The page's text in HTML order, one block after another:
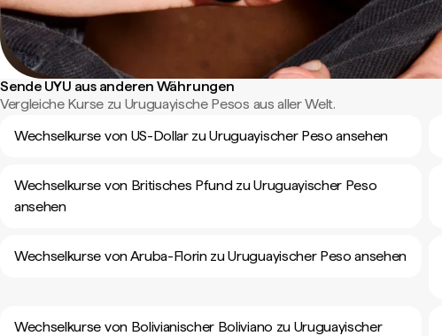
Sende UYU aus anderen Währungen
Vergleiche Kurse zu Uruguayische Pesos aus aller Welt.
Wechselkurse von US-Dollar zu Uruguayischer Peso ansehen
Wechselkurse von Britisches Pfund zu Uruguayischer Peso
ansehen
Wechselkurse von Aruba-Florin zu Uruguayischer Peso ansehen
Wechselkurse von Bolivianischer Boliviano zu Uruguayischer